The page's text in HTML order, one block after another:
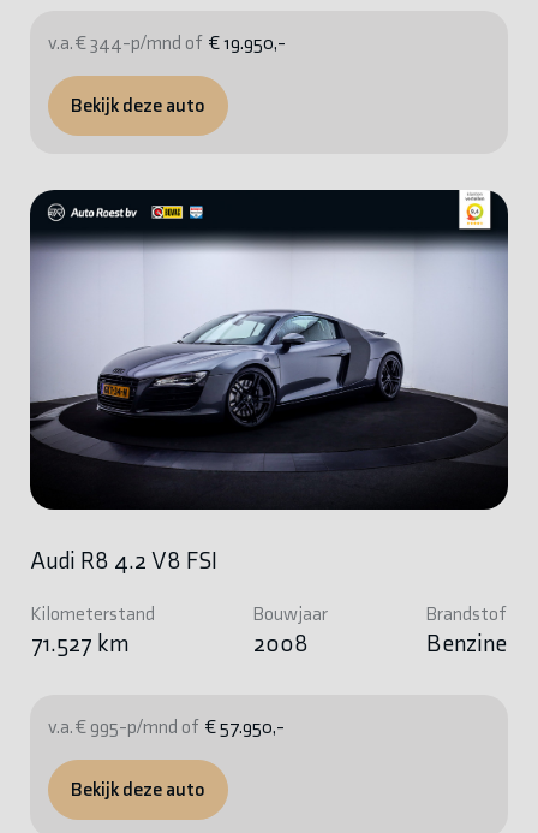
v.a. € 344-p/mnd of € 19.950,-
Bekijk deze auto
Audi R8 4.2 V8 FSI
Kilometerstand
71.527 km
Bouwjaar
2008
Brandstof
Benzine
v.a. € 995-p/mnd of € 57.950,-
Bekijk deze auto